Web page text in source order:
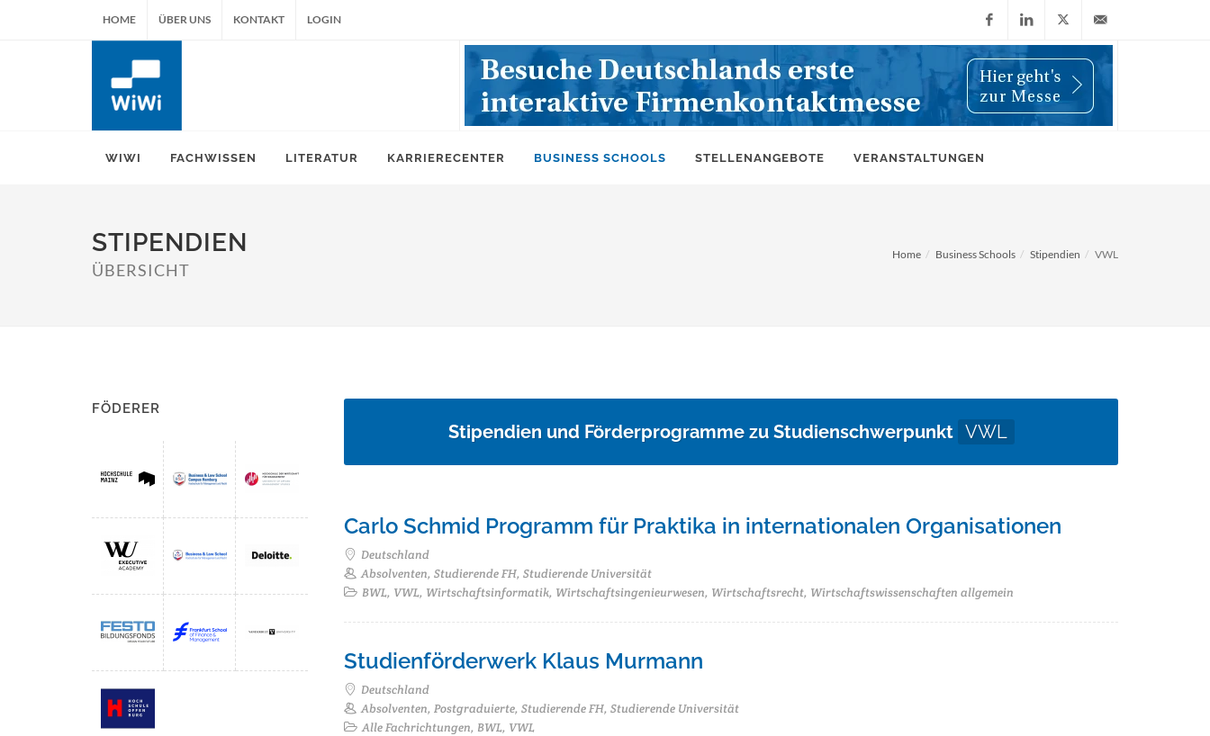
HOME ÜBER UNS KONTAKT LOGIN
FacebookLinkedIn
X
(Twitter)
info@wiwi-
WIWI FACHWISSEN LITERATUR KARRIERECENTER BUSINESS SCHOOLS STELLENANGEBOTE VERANSTALTUNGEN
STIPENDIEN
ÜBERSICHT
Home Business Schools Stipendien VWL
Stipendien und Förderprogramme zu Studienschwerpunkt VWL
Carlo Schmid Programm für Praktika in internationalen Organisationen
Deutschland
Absolventen, Studierende FH, Studierende Universität
BWL, VWL, Wirtschaftsinformatik, Wirtschaftsingenieurwesen, Wirtschaftsrecht, Wirtschaftswissenschaften allgemein
Studienförderwerk Klaus Murmann
Deutschland
Absolventen, Postgraduierte, Studierende FH, Studierende Universität
Alle Fachrichtungen, BWL, VWL
FÖDERER